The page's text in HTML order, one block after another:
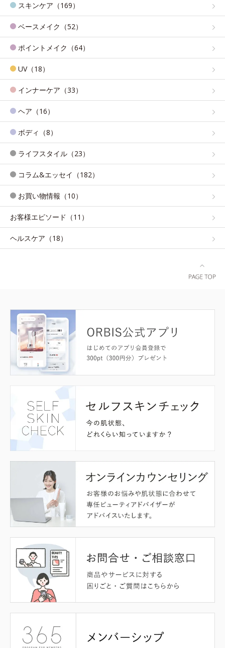
スキンケア（169）
ベースメイク（52）
ポイントメイク（64）
UV（18）
インナーケア（33）
ヘア（16）
ボディ（8）
ライフスタイル（23）
コラム&エッセイ（182）
お買い物情報（10）
お客様エピソード（11）
ヘルスケア（18）